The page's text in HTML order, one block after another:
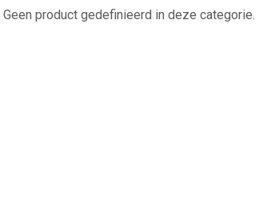
Geen product gedefinieerd in deze categorie.